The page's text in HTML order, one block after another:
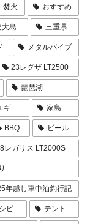
焚火 おすすめ
大島 三重県
メタルバイブ
23レグザ LT2500
琵琶湖
ギ 家島
BBQ ビール
レガリス LT2000S
年越し車中泊釣行記
ピ テント